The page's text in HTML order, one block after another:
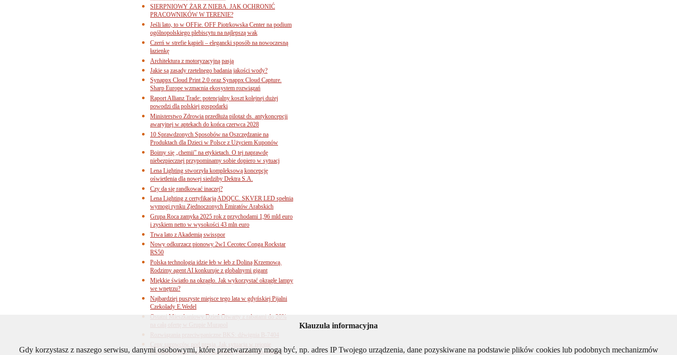
SIERPNIOWY ŻAR Z NIEBA. JAK OCHRONIĆ
PRACOWNIKÓW W TERENIE?
Jeśli lato, to w OFFie. OFF Piotrkowska Center na podium
ogólnopolskiego plebiscytu na najlepszą wak
Czerń w strefie kąpieli – elegancki sposób na nowoczesną
łazienkę
Architektura z motoryzacyjną pasją
Jakie są zasady rzetelnego badania jakości wody?
Synappx Cloud Print 2.0 oraz Synappx Cloud Capture.
Sharp Europe wzmacnia ekosystem rozwiązań
Raport Allianz Trade: potencjalny koszt kolejnej dużej
powodzi dla polskiej gospodarki
Ministerstwo Zdrowia przedłuża pilotaż ds. antykoncepcji
awaryjnej w aptekach do końca czerwca 2028
10 Sprawdzonych Sposobów na Oszczędzanie na
Produktach dla Dzieci w Polsce z Użyciem Kuponów
Boimy się „chemii” na etykietach. O tej naprawdę
niebezpiecznej przypominamy sobie dopiero w sytuacj
Lena Lighting stworzyła kompleksową koncepcję
oświetlenia dla nowej siedziby Dektra S.A.
Czy da się randkować inaczej?
Lena Lighting z certyfikacją ADQCC. SKVER LED spełnia
wymogi rynku Zjednoczonych Emiratów Arabskich
Grupa Roca zamyka 2025 rok z przychodami 1,96 mld euro
i zyskiem netto w wysokości 43 mln euro
Trwa lato z Akademią swisspor
Nowy odkurzacz pionowy 2w1 Cecotec Conga Rockstar
RS50
Polska technologia idzie łeb w łeb z Doliną Krzemową.
Rodzimy agent AI konkuruje z globalnymi gigant
Miękkie światło na okrągło. Jak wykorzystać okrągłe lampy
we wnętrzu?
Najbardziej puszyste miejsce tego lata w gdyńskiej Pijalni
Czekolady E.Wedel
Ostatni Mieszkaniowy Dzień Otwarty z rabatami do 20%
na całą ofertę w Grupie Murapol
Rozwiązania przeciwpaniczne BKS: dźwignia B-7404
Ceny surowców pod presją. Jak sytuacja w rejonie
Cieśniny Ormuz wpływa na branżę chemii budowlanej?
Klauzula informacyjna
Gdy korzystasz z naszego serwisu, danymi osobowymi, które przetwarzamy mogą być, np. adres IP Twojego urządzenia, dane pozyskiwane na podstawie plików cookies lub podobnych mechanizmów